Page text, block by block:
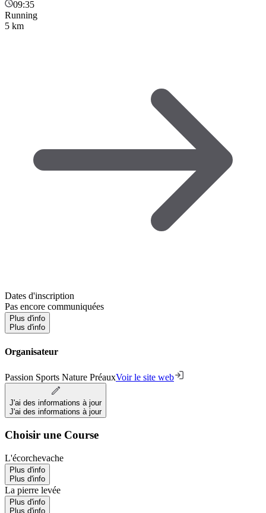
09:35
Running
5 km
Dates d'inscription
Pas encore communiquées
Plus d'info
Plus d'info
Organisateur
Passion Sports Nature PréauxVoir le site web
J'ai des informations à jour
J'ai des informations à jour
Choisir une Course
L'écorchevache
Plus d'info
Plus d'info
La pierre levée
Plus d'info
Plus d'info